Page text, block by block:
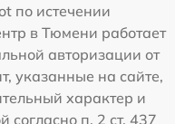
по истечении
в Тюмени работает
авторизации от
указанные на сайте,
характер и
согласно п. 2 ст. 437